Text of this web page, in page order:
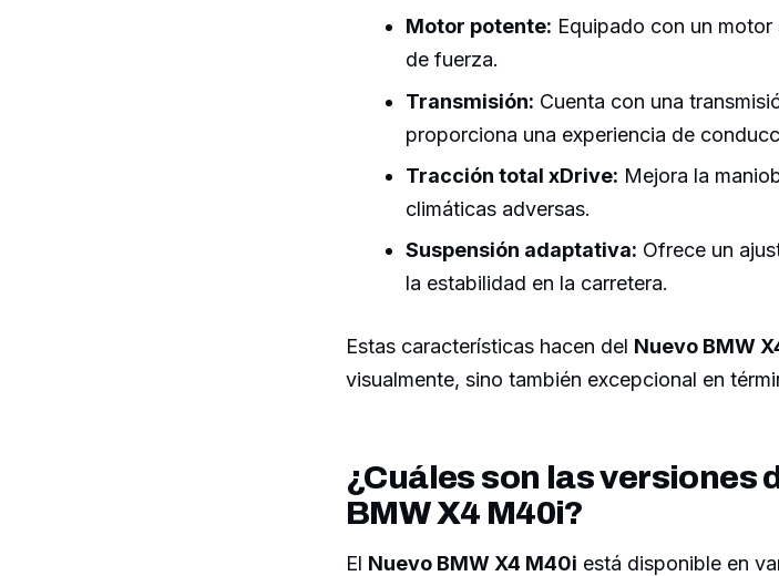
Motor potente: Equipado con un
de fuerza.
Transmisión: Cuenta con una
proporciona una experiencia de
Tracción total xDrive: Mejora la
climáticas adversas.
Suspensión adaptativa: Ofrece un
la estabilidad en la carretera.
Estas características hacen del Nuevo BMW
visualmente, sino también excepcional en
¿Cuáles son las versiones
BMW X4 M40i?
El Nuevo BMW X4 M40i está disponible en